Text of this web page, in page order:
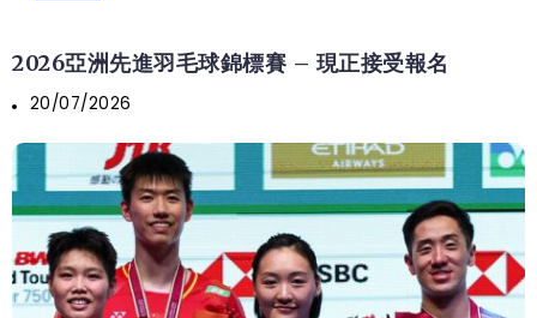
2026亞洲先進羽毛球錦標賽 – 現正接受報名
20/07/2026